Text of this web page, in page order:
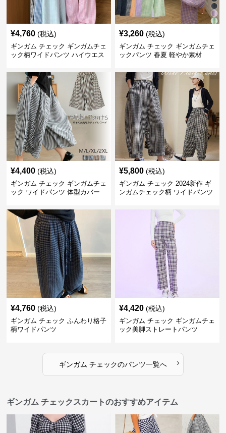
¥4,760 (税込)
ギンガム チェック ギンガムチェ
ック柄ワイドパンツ ハイウエス
¥3,260 (税込)
ギンガム チェック ギンガムチェ
ックパンツ 春夏 軽やか素材
¥4,400 (税込)
ギンガム チェック ギンガムチェ
ック ワイドパンツ 体型カバー
¥5,800 (税込)
ギンガム チェック 2024新作 ギ
ンガムチェック柄 ワイドパンツ
¥4,760 (税込)
ギンガム チェック ふんわり格子
柄ワイドパンツ
¥4,420 (税込)
ギンガム チェック ギンガムチェ
ック美脚ストレートパンツ
ギンガム チェックのパンツ一覧へ ›
ギンガム チェックスカートのおすすめアイテム